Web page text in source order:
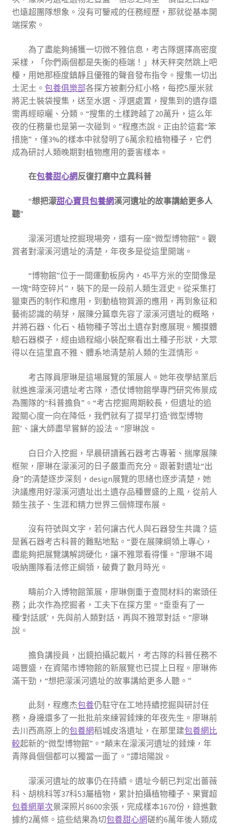
也遠超團隊想象。沒有可鑒戒的任務經歷，那就從基本開
端探索。
為了盡能夠捕獲一切微不雅信息，考古隊選擇高密度
采樣，「你們兩個都是失衡的極端！」林天秤突然跳上吧
檯，用她那極度鎮靜且優雅的聲音發布指令。搜集一切出
土泥土。 包養俱樂部各探方被劃分紅小格，每挖5厘米就
將泥土裝袋搜集，送至水選、浮選處置，搜集到的遺存還
需再經晾曬、分類。“搜集的土樣跨越了20萬升，這么年
夜的任務量也是第一次碰到。”程應杰說。正由於這套“笨
措施”，僅3%的樣本中就發明了6萬余粒植物種子，它們
成為研討人類晚期對植物應用的要害樣本。
在包養甜心網反復打磨中立異科普
“想把濛甜心寶貝包養網溪河遺址的故事講給更多人
聽”
濛溪河遺址挖掘現場旁，還有一座“微型博物館”。觀
賞者對濛溪河遺址的清楚，年夜多是從這里開端。
“博物館”位于一間運動板房內，45平方米的空間像是
一塊“時空碎片”，裝下的是一段前人類生涯史。從采集打
獵東西的制作和應用，到動植物質源的應用，再到象征和
藝術認識的萌芽，展陳分篇章先容了濛溪河遺址的概略，
并將石器、化石、植物種子等出土遺存對應展現。觸摸體
驗石器模子，經由過程縮小裝配察看出土種子形狀，大眾
得以在這里直不雅、體系地清楚前人類的生涯情形。
考古隊員廖琳是這場展覽的策展人。她年夜學結業后
就進進濛溪河遺址考古隊，憑仗博物館學專門研究佈景成
為團隊的“科普擔負”。“考古挖掘周期較長，但遺址的追
蹤關心度一向在降低，我們就有了提早打造‘微型博物
館’、讓大師盡早嘗鮮的設法。”廖琳說。
白日介入挖掘，早晨研讀舊石器考古專著、揣摩展陳
框架，廖琳在濛溪河的日子嚴重而充分。跟著對遺址“出
身”的清楚逐步深刻，design展覽的思緒也逐步清楚，她
決議應用好濛溪河遺址出土遺存品種豐盛的上風，從前人
類生孩子、生涯和精力世界三個條理布展。
沒有符號與文字，若何讓古代人與石器發生共識？這
是舊石器考古科普的難點地點。“要在展陳綱領上專心，
盡能夠把展覽講解詞硬化，讓不雅眾看得懂。”廖琳不竭
吸納團隊看法修正綱領，破費了數月時光。
疇前介入博物館策展，廖琳側重于查閱材料的案頭任
務；此次作為挖掘者，工夫下在探方里。“垂垂有了一
種‘對話感’，先與前人類對話，再與不雅眾對話。”廖琳
說。
擔負講授員，出鏡拍攝記載片，考古隊的科普任務不
竭豐盛，在資陽市博物館的新展覽也已提上日程。廖琳佈
滿干勁，“想把濛溪河遺址的故事講給更多人聽。”
此刻，程應杰包養仍駐守在工地持續挖掘與研討任
務，身邊還多了一批批前來練習錘煉的年夜先生。廖琳前
去川西高原上的包養網稻城皮洛遺址，在那里建包養網比
較起新的“微型博物館”。“顛末在濛溪河遺址的錘煉，年
青隊員個個都可以獨當一面了。”譚培陽說。
濛溪河遺址的故事仍在持續。遺址今朝已判定出薔薇
科、胡桃科等37科53屬植物，累計拍攝植物種子、果實超
包養網單次景深照片8600余張，完成樣本1670份，錄進數
據約2萬條。這些結果為切包養甜心網磋約6萬年後人類成